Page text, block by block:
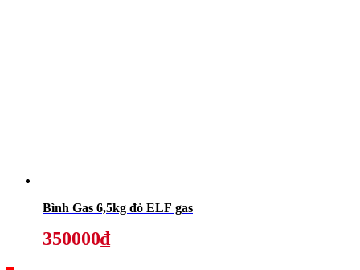
Bình Gas 6,5kg đỏ ELF gas
350000₫